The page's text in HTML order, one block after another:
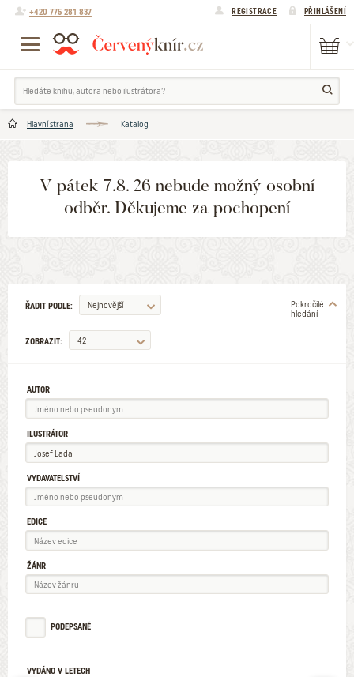
+420 775 281 837 REGISTRACE PŘIHLÁŠENÍ
Hlavní strana Katalog
V pátek 7.8. 26 nebude možný osobní
odběr. Děkujeme za pochopení
Pokročilé
hledání
ŘADIT PODLE: Nejnovější
ZOBRAZIT: 42
AUTOR
ILUSTRÁTOR
VYDAVATELSTVÍ
EDICE
ŽÁNR
PODEPSANÉ
VYDÁNO V LETECH